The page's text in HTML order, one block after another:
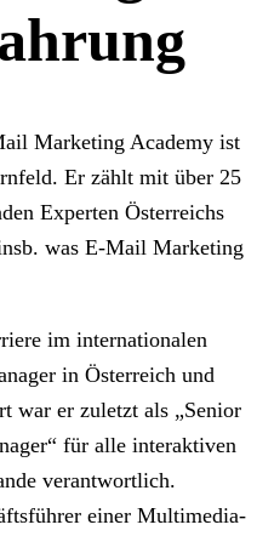
Marketing Academy ist
Er zählt mit über 25
Experten Österreichs
was E-Mail Marketing
im internationalen
in Österreich und
war er zuletzt als „Senior
für alle interaktiven
verantwortlich.
einer Multimedia-